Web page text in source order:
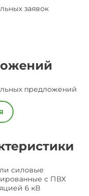
заявок
предложений
силовые
с ПВХ
6 кВ